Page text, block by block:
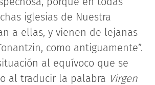
iglesias de Nuestra
a ellas, y vienen de lejanas
como antiguamente”.
al equívoco que se
al traducir la palabra Virgen